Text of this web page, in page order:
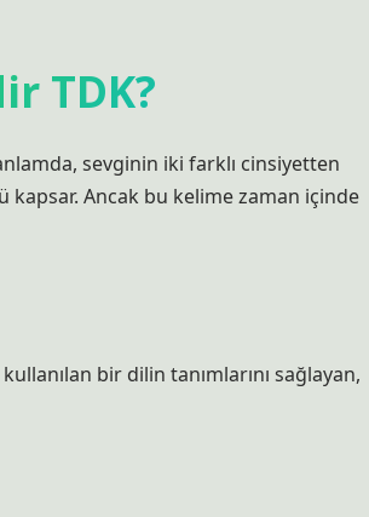
TDK?
sevginin iki farklı cinsiyetten
kapsar. Ancak bu kelime zaman içinde
bir dilin tanımlarını sağlayan,